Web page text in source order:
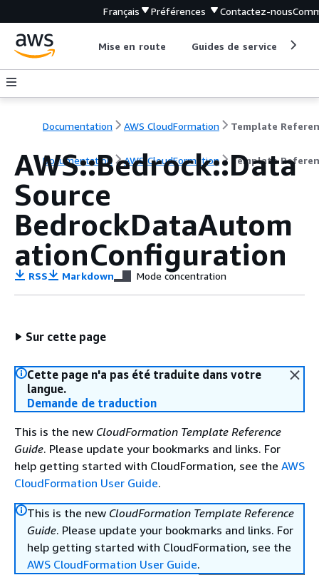
Français Préférences Contactez-nous
Mise en route Guides de service
Documentation AWS CloudFormation Template
Documentation AWS CloudFormation Template
AWS::Bedrock::Data
Source
BedrockDataAutom
ationConfiguration
RSS Markdown Mode concentration
Sur cette page
Cette page n'a pas été traduite dans votre
langue.
Demande de traduction
This is the new CloudFormation Template Reference
Guide. Please update your bookmarks and links. For
help getting started with CloudFormation, see the AWS
CloudFormation User Guide.
This is the new CloudFormation Template Reference
Guide. Please update your bookmarks and links. For
help getting started with CloudFormation, see the
AWS CloudFormation User Guide.